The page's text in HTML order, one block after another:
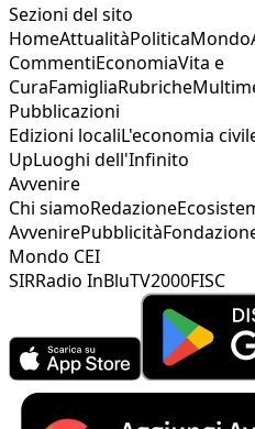
Sezioni del sito
HomeAttualitàPoliticaMondo
CommentiEconomiaVita e
CuraFamigliaRubriche
Pubblicazioni
Edizioni localiL'economia
UpLuoghi dell'Infinito
Avvenire
Chi siamoRedazione
AvvenirePubblicità
Mondo CEI
SIRRadio InBluTV2000FISC